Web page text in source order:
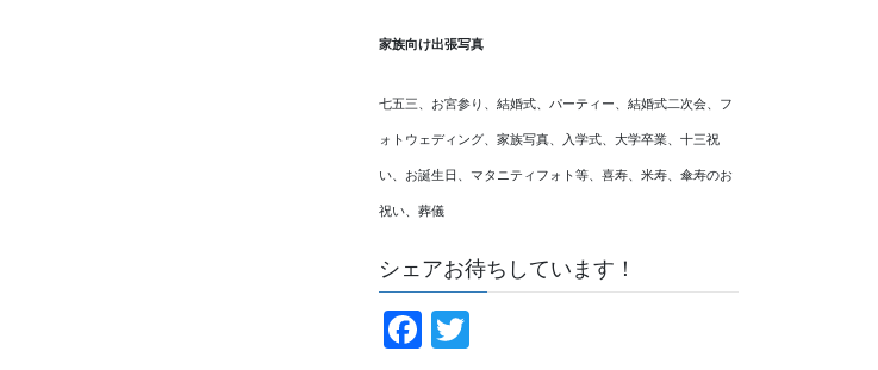
家族向け出張写真
七五三、お宮参り、結婚式、パーティー、結婚式二次会、フ
ォトウェディング、家族写真、入学式、大学卒業、十三祝
い、お誕生日、マタニティフォト等、喜寿、米寿、傘寿のお
祝い、葬儀
シェアお待ちしています！
F